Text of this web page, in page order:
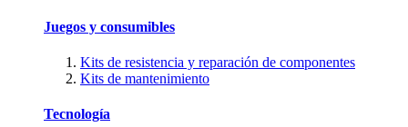
Juegos y consumibles
Kits de resistencia y reparación de componentes
Kits de mantenimiento
Tecnología